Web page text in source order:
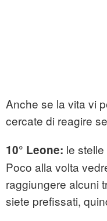
Anche se la vita vi
cercate di reagire
10° Leone: le
Poco alla volta
raggiungere alcuni
siete prefissati,